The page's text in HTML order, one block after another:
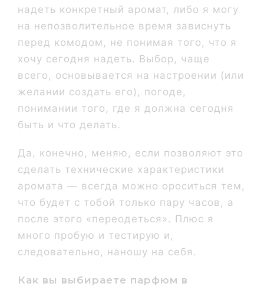
надеть конкретный аромат, либо я могу
на непозволительное время зависнуть
перед комодом, не понимая того, что я
хочу сегодня надеть. Выбор, чаще
всего, основывается на настроении (или
желании создать его), погоде,
понимании того, где я должна сегодня
быть и что делать.
Да, конечно, меняю, если позволяют это
сделать технические характеристики
аромата — всегда можно ороситься тем,
что будет с тобой только пару часов, а
после этого «переодеться». Плюс я
много пробую и тестирую и,
следовательно, наношу на себя.
Как вы выбираете парфюм в